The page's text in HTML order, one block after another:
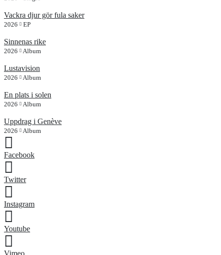
Vackra djur gör fula saker
2026 EP
Sinnenas rike
2026 Album
Lustavision
2026 Album
En plats i solen
2026 Album
Uppdrag i Genève
2026 Album
Facebook
Twitter
Instagram
Youtube
Vimeo